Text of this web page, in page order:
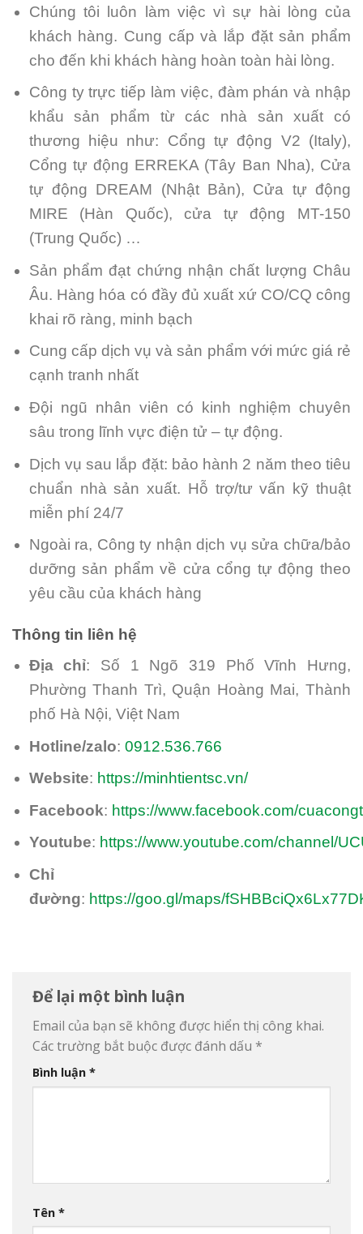
Chúng tôi luôn làm việc vì sự hài lòng của
khách hàng. Cung cấp và lắp đặt sản phẩm
cho đến khi khách hàng hoàn toàn hài lòng.
Công ty trực tiếp làm việc, đàm phán và nhập
khẩu sản phẩm từ các nhà sản xuất có
thương hiệu như: Cổng tự động V2 (Italy),
Cổng tự động ERREKA (Tây Ban Nha), Cửa
tự động DREAM (Nhật Bản), Cửa tự động
MIRE (Hàn Quốc), cửa tự động MT-150
(Trung Quốc) …
Sản phẩm đạt chứng nhận chất lượng Châu
Âu. Hàng hóa có đầy đủ xuất xứ CO/CQ công
khai rõ ràng, minh bạch
Cung cấp dịch vụ và sản phẩm với mức giá rẻ
cạnh tranh nhất
Đội ngũ nhân viên có kinh nghiệm chuyên
sâu trong lĩnh vực điện tử – tự động.
Dịch vụ sau lắp đặt: bảo hành 2 năm theo tiêu
chuẩn nhà sản xuất. Hỗ trợ/tư vấn kỹ thuật
miễn phí 24/7
Ngoài ra, Công ty nhận dịch vụ sửa chữa/bảo
dưỡng sản phẩm về cửa cổng tự động theo
yêu cầu của khách hàng
Thông tin liên hệ
Địa chỉ: Số 1 Ngõ 319 Phố Vĩnh Hưng,
Phường Thanh Trì, Quận Hoàng Mai, Thành
phố Hà Nội, Việt Nam
Hotline/zalo: 0912.536.766
Website: https://minhtientsc.vn/
Facebook: https://www.facebook.com/
Youtube: https://www.youtube.com/channel/
Chỉ
đường: https://goo.gl/maps/
Để lại một bình luận
Email của bạn sẽ không được hiển thị công khai.
Các trường bắt buộc được đánh dấu *
Bình luận *
Tên *